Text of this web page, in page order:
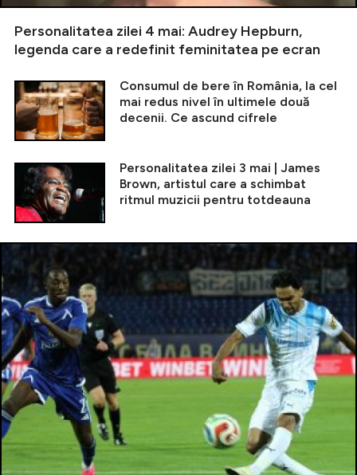
Personalitatea zilei 4 mai: Audrey Hepburn,
legenda care a redefinit feminitatea pe ecran
Consumul de bere în România, la cel
mai redus nivel în ultimele două
decenii. Ce ascund cifrele
Personalitatea zilei 3 mai | James
Brown, artistul care a schimbat
ritmul muzicii pentru totdeauna